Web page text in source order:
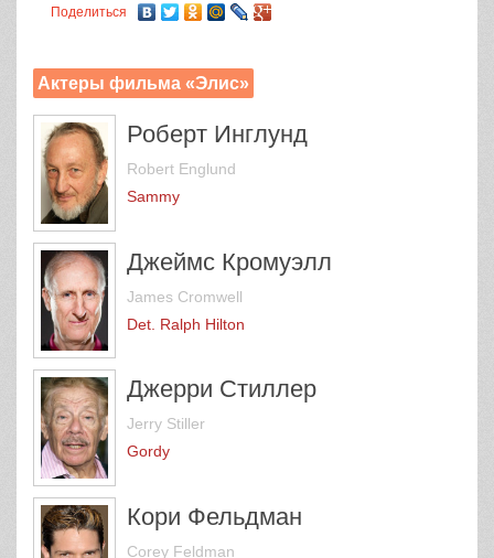
Поделиться
Актеры фильма «Элис»
Роберт Инглунд
Robert Englund
Sammy
Джеймс Кромуэлл
James Cromwell
Det. Ralph Hilton
Джерри Стиллер
Jerry Stiller
Gordy
Кори Фельдман
Corey Feldman